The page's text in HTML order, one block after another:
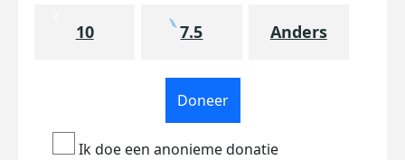
10 7.5 Anders
Doneer
Ik doe een anonieme donatie